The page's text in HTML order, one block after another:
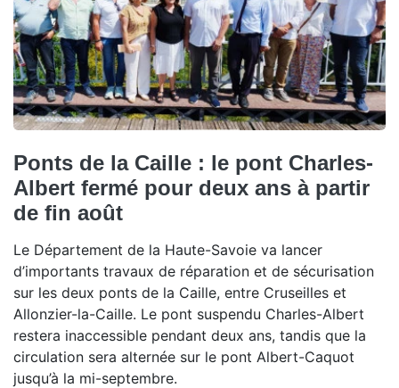
Ponts de la Caille : le pont Charles-
Albert fermé pour deux ans à partir
de fin août
Le Département de la Haute-Savoie va lancer
d’importants travaux de réparation et de sécurisation
sur les deux ponts de la Caille, entre Cruseilles et
Allonzier-la-Caille. Le pont suspendu Charles-Albert
restera inaccessible pendant deux ans, tandis que la
circulation sera alternée sur le pont Albert-Caquot
jusqu’à la mi-septembre.